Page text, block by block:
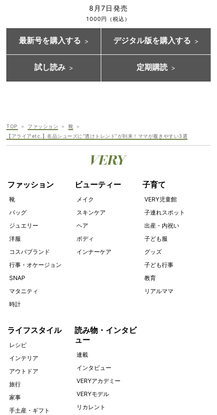
8月7日発売
1000円（税込）
最新号を購入する デジタル版を購入する
試し読み 定期購読
TOP ファッション
靴
【アライアetc.】名品シューズに“透けトレンド”が到来！ママが履きやすい3選
ファッション
靴
バッグ
ジュエリー
洋服
コスパブランド
行事・オケージョン
SNAP
マタニティ
時計
ビューティー
メイク
スキンケア
ヘア
ボディ
インナーケア
子育て
VERY児童館
子連れスポット
出産・内祝い
子ども服
グッズ
子ども行事
教育
リアルママ
ライフスタイル
レシピ
インテリア
アウトドア
旅行
家事
手土産・ギフト
読み物・インタビ
ュー
連載
インタビュー
VERYアカデミー
VERYモデル
リカレント